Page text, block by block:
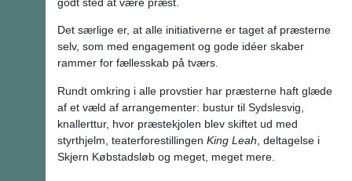
Det særlige er, at alle initiativerne er taget af præsterne
selv, som med engagement og gode idéer skaber
rammer for fællesskab på tværs.
Rundt omkring i alle provstier har præsterne haft glæde
af et væld af arrangementer: bustur til Sydslesvig,
knallerttur, hvor præstekjolen blev skiftet ud med
styrthjelm, teaterforestillingen King Leah , deltagelse i
Skjern Købstadsløb og meget, meget mere.